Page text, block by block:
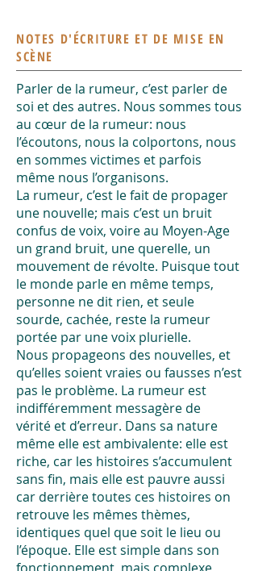
NOTES D'ÉCRITURE ET DE MISE EN
SCÈNE
Parler de la rumeur, c’est parler de
soi et des autres. Nous sommes tous
au cœur de la rumeur: nous
l’écoutons, nous la colportons, nous
en sommes victimes et parfois
même nous l’organisons.
La rumeur, c’est le fait de propager
une nouvelle; mais c’est un bruit
confus de voix, voire au Moyen-Age
un grand bruit, une querelle, un
mouvement de révolte. Puisque tout
le monde parle en même temps,
personne ne dit rien, et seule
sourde, cachée, reste la rumeur
portée par une voix plurielle.
Nous propageons des nouvelles, et
qu’elles soient vraies ou fausses n’est
pas le problème. La rumeur est
indifféremment messagère de
vérité et d’erreur. Dans sa nature
même elle est ambivalente: elle est
riche, car les histoires s’accumulent
sans fin, mais elle est pauvre aussi
car derrière toutes ces histoires on
retrouve les mêmes thèmes,
identiques quel que soit le lieu ou
l’époque. Elle est simple dans son